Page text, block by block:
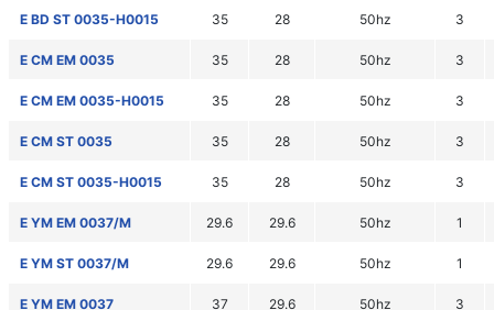
E BD ST 0035-H0015 35 28 50hz 3
E CM EM 0035 35 28 50hz 3
E CM EM 0035-H0015 35 28 50hz 3
E CM ST 0035 35 28 50hz 3
E CM ST 0035-H0015 35 28 50hz 3
E YM EM 0037/M 29.6 29.6 50hz 1
E YM ST 0037/M 29.6 29.6 50hz 1
E YM EM 0037 37 29.6 50hz 3